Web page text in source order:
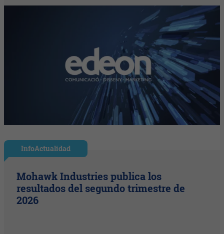
InfoActualidad
Mohawk Industries publica los
resultados del segundo trimestre de
2026